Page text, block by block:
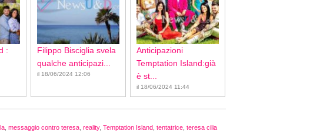
:
Filippo Bisciglia svela
qualche anticipazi...
il 18/06/2024 12:06
Anticipazioni
Temptation Island:già
è st...
il 18/06/2024 11:44
messaggio contro teresa reality, Temptation Island tentatrice teresa cilia